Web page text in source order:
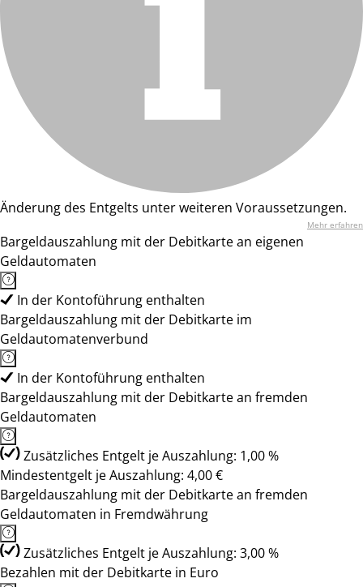
Änderung des Entgelts unter weiteren Voraussetzungen.
Mehr erfahren
Bargeldauszahlung mit der Debitkarte an eigenen
Geldautomaten
In der Kontoführung enthalten
Bargeldauszahlung mit der Debitkarte im
Geldautomatenverbund
In der Kontoführung enthalten
Bargeldauszahlung mit der Debitkarte an fremden
Geldautomaten
Zusätzliches Entgelt je Auszahlung: 1,00 %
Mindestentgelt je Auszahlung: 4,00 €
Bargeldauszahlung mit der Debitkarte an fremden
Geldautomaten in Fremdwährung
Zusätzliches Entgelt je Auszahlung: 3,00 %
Bezahlen mit der Debitkarte in Euro